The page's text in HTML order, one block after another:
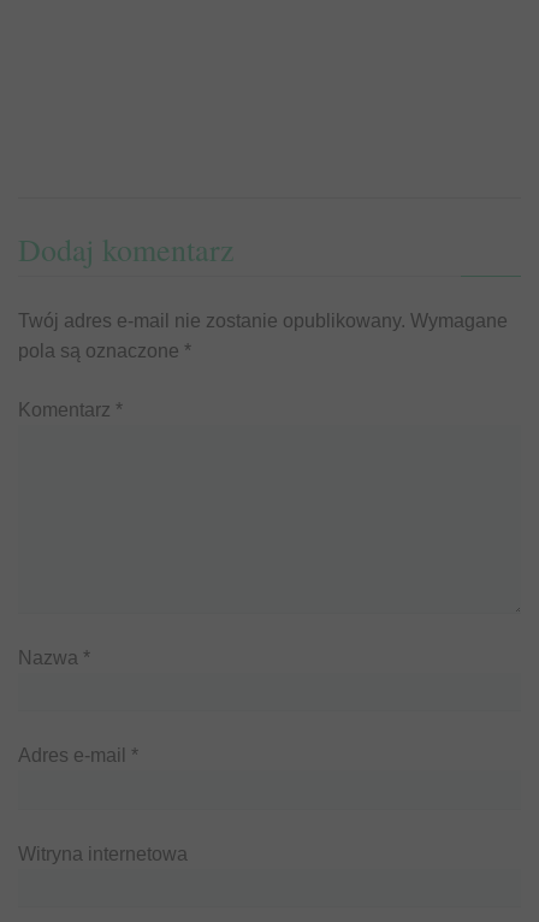
Dodaj komentarz
Twój adres e-mail nie zostanie opublikowany. Wymagane
pola są oznaczone *
Komentarz *
Nazwa *
Adres e-mail *
Witryna internetowa